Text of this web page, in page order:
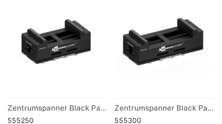
Zentrumspanner Black Panther 125mm x 250mm
555250
Zentrumspanner Black Panther 125mm x 300mm
555300